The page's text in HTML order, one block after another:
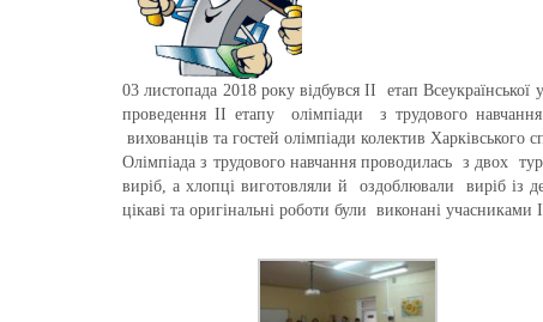
03 листопада 2018 року відбувся II етап
проведення ІІ етапу олімпіади з трудового
вихованців та гостей олімпіади колектив Харківського
Олімпіада з трудового навчання проводилась з двох
виріб, а хлопці виготовляли й оздоблювали виріб із
цікаві та оригінальні роботи були виконані